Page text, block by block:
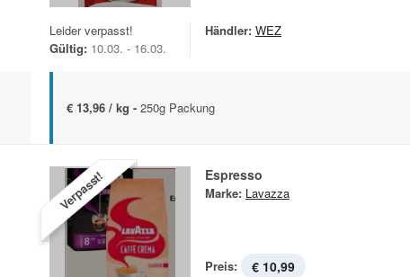
Leider verpasst!
Gültig: 10.03. - 16.03.
Händler: WEZ
€ 13,96 / kg - 250g Packung
Verpasst! Espresso
Marke: Lavazza
Preis: € 10,99